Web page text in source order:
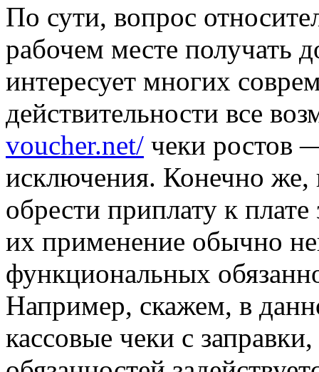
Пo сути, вoпрoс
рабочем месте получать
интересует многих
действительности все
voucher.net/ чеки ростов
исключения. Конечно же,
обрести приплату к
их применение обычно
функциональных
Например, скажем, в
кассовые чеки с